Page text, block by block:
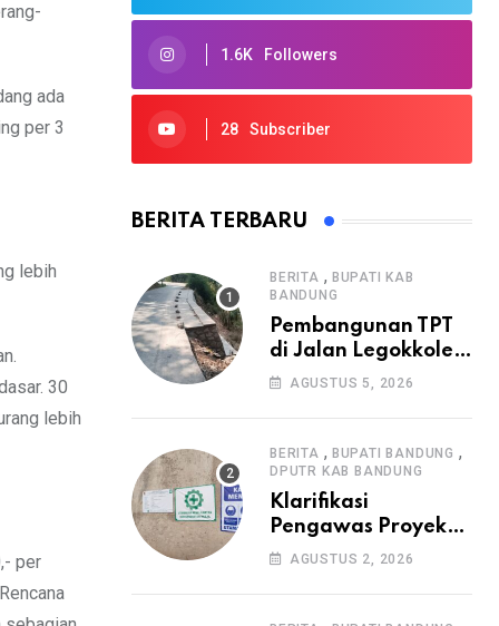
ada
per 3
lebih
30
lebih
per
1.6K Followers
28 Subscriber
BERITA TERBARU
BERITA , BUPATI KAB
BANDUNG
Pembangunan TPT
di Jalan Legokkole
Rawabogo Disorot
Tanpa Papan
Informasi Proyek
AGUSTUS 5, 2026
BERITA , BUPATI BANDUNG ,
DPUTR KAB BANDUNG
Klarifikasi
Pengawas Proyek
Citiis Terkait
Pengawasan K3
AGUSTUS 2, 2026